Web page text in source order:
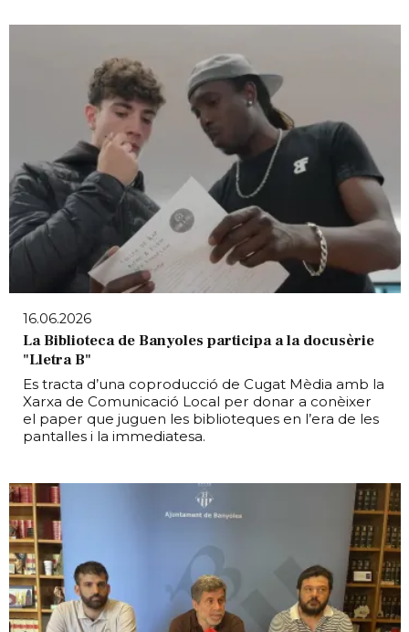
16.06.2026
La Biblioteca de Banyoles participa a la docusèrie
"Lletra B"
Es tracta d’una coproducció de Cugat Mèdia amb la
Xarxa de Comunicació Local per donar a conèixer
el paper que juguen les biblioteques en l’era de les
pantalles i la immediatesa.